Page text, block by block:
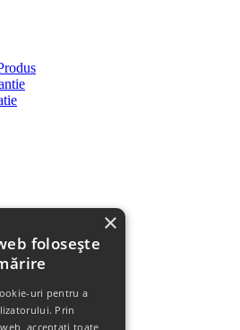
folosește
uri pentru a
Prin
acceptați toate
×